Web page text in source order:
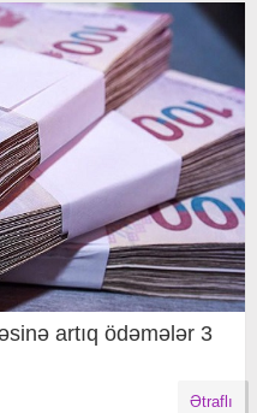
artıq ödəmələr 3
Ətraflı